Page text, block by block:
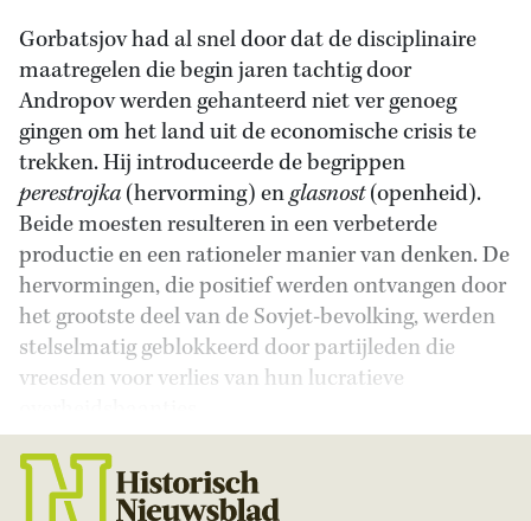
Gorbatsjov had al snel door dat de disciplinaire
maatregelen die begin jaren tachtig door
Andropov werden gehanteerd niet ver genoeg
gingen om het land uit de economische crisis te
trekken. Hij introduceerde de begrippen
perestrojka(hervorming) englasnost(openheid).
Beide moesten resulteren in een verbeterde
productie en een rationeler manier van denken. De
hervormingen, die positief werden ontvangen door
het grootste deel van de Sovjet-bevolking, werden
stelselmatig geblokkeerd door partijleden die
vreesden voor verlies van hun lucratieve